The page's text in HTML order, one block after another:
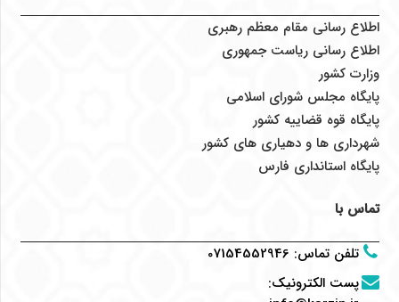
اطلاع رسانی مقام معظم رهبری
اطلاع رسانی ریاست جمهوری
وزارت کشور
پایگاه مجلس شورای اسلامی
پایگاه قوه قضاییه کشور
شهرداری ها و دهیاری های کشور
پایگاه استانداری فارس
تماس با
تلفن تماس:
07154552946
پست الکترونیک: